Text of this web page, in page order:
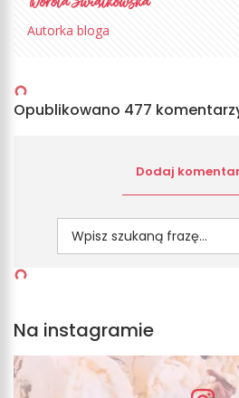
Autorka bloga
Opublikowano 477
Dodaj
Na instagramie